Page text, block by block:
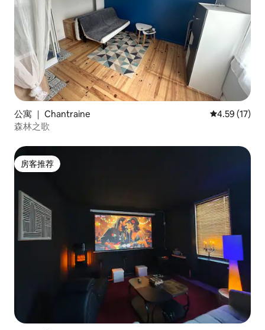
公寓 ｜ Chantraine 平均评分
4.59 (17)
森林之歌
房客推荐
房客推荐